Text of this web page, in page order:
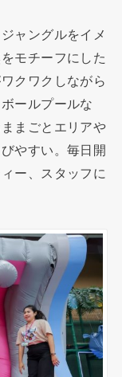
ャングルをイメ
モチーフにした
クワクしながら
ールプールな
まごとエリアや
やすい。毎日開
ー、スタッフに